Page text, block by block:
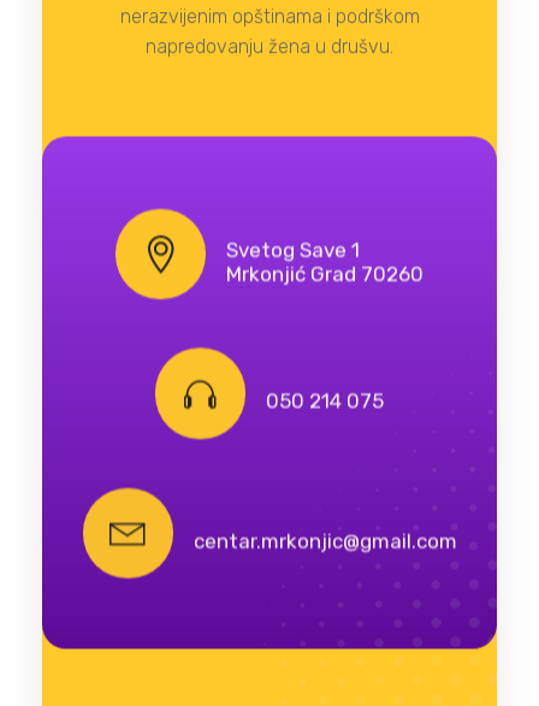
nerazvijenim opštinama i podrškom
napredovanju žena u drušvu.
Svetog Save 1
Mrkonjić Grad 70260
050 214 075
centar.mrkonjic@gmail.com